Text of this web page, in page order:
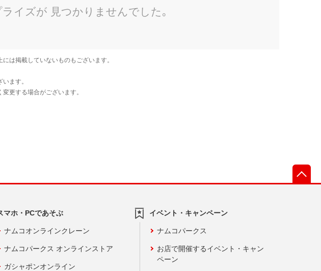
マホ・PCであそぶ
ナムコオンラインクレーン
ナムコパークス オンラインストア
ガシャポンオンライン
イベント・キャンペーン
ナムコパークス
お店で開催するイベント・キャン
ペーン